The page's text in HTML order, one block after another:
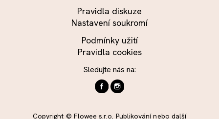
Pravidla diskuze
Nastavení soukromí
Podmínky užití
Pravidla cookies
Sledujte nás na:
Copyright © Flowee s.r.o. Publikování nebo další